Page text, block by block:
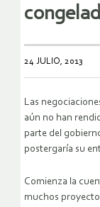
24 JULIO, 2013
Las
aún no han
parte del
postergaría su
Comienza la
muchos